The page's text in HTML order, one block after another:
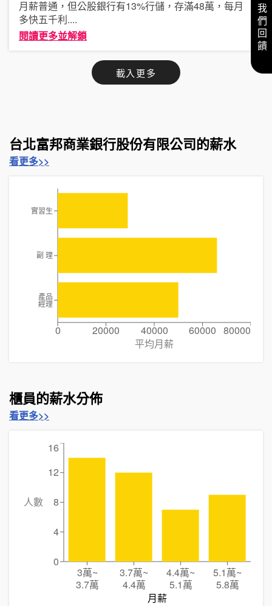
月薪普通，但公股銀行有13%行儲，存滿48萬，每月
多快五千利....
閱讀更多並解鎖
載入更多
台北富邦商業銀行股份有限公司的薪水
看更多>>
0 20000 40000 60000 80000
平均月薪
實習生
副 理
產品
經理
櫃員的薪水分佈
看更多>>
3萬~
3.7萬
3.7萬~
4.4萬
4.4萬~
5.1萬
5.1萬~
5.8萬
月薪
0
4
8
12
16
人數
給我們回饋